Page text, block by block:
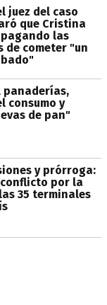
juez del caso
que Cristina
las
de cometer "un
panaderías,
consumo y
de pan"
y prórroga:
por la
35 terminales